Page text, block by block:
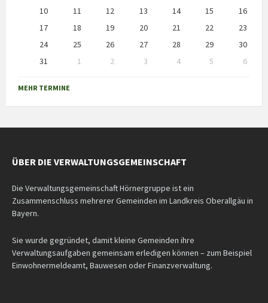
10
11 12 13 14 15
16
17
18 19 20 21 22
23
24
25 26 27 28 29
30
31
1 2 3 4 5
6
calendar
MEHR TERMINE
ÜBER DIE VERWALTUNGSGEMEINSCHAFT
Die Verwaltungsgemeinschaft Hörnergruppe ist ein
Zusammenschluss mehrerer Gemeinden im Landkreis Oberallgäu in
Bayern.
Sie wurde gegründet, damit kleine Gemeinden ihre
Verwaltungsaufgaben gemeinsam erledigen können – zum Beispiel
Einwohnermeldeamt, Bauwesen oder Finanzverwaltung.